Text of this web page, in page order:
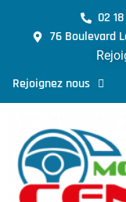
02
76 Boulevard
Rejoignez nous